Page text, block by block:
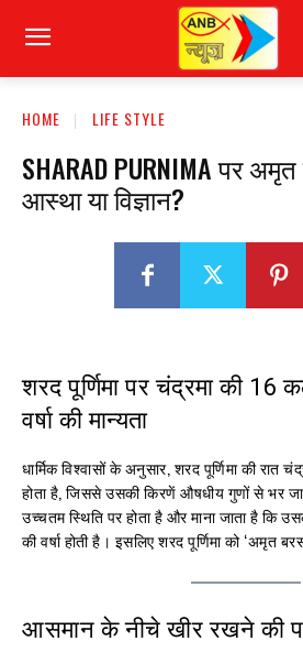
HOME LIFE STYLE
SHARAD PURNIMA पर अमृत
आस्था या विज्ञान?
शरद पूर्णिमा पर चंद्रमा की
वर्षा की मान्यता
धार्मिक विश्वासों के अनुसार, शरद पूर्णिमा की रात
होता है, जिससे उसकी किरणें औषधीय गुणों से भर
उच्चतम स्थिति पर होता है और माना जाता है कि
की वर्षा होती है। इसलिए शरद पूर्णिमा को ‘अमृत
आसमान के नीचे खीर रखने की